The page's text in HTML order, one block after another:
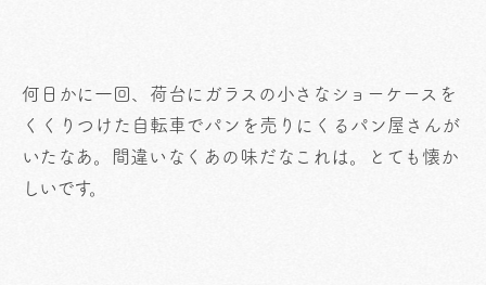
何日かに一回、荷台にガラスの小さなショーケースを
くくりつけた自転車でパンを売りにくるパン屋さんが
いたなあ。間違いなくあの味だなこれは。とても懐か
しいです。